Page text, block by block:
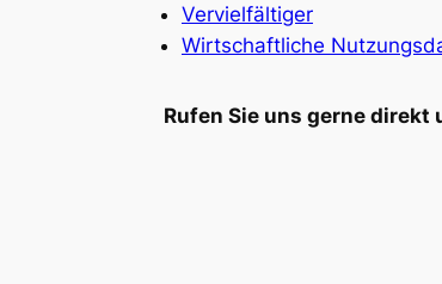
Vervielfältiger
Wirtschaftliche
Rufen Sie uns gerne